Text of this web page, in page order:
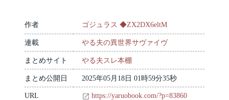
作者 ゴジュラス ◆ZX2DX6eltM
連載 やる夫の異世界サヴァイヴ
まとめサイト やる夫スレ本棚
まとめ公開日 2025年05月18日 01時59分35秒
URL https://yaruobook.com/?p=83860